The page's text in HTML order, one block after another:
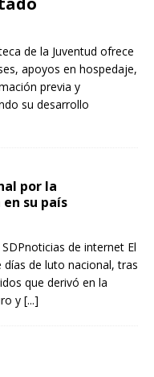
de la Juventud ofrece
apoyos en hospedaje,
previa y
su desarrollo
por la
su país
de internet El
días de luto nacional, tras
que derivó en la
y [...]